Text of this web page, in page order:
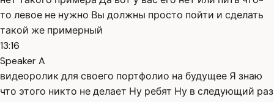
то левое не нужно Вы должны просто пойти и сделать
такой же примерный
13:16
Speaker A
видеоролик для своего портфолио на будущее Я знаю
что этого никто не делает Ну ребят Ну в следующий раз